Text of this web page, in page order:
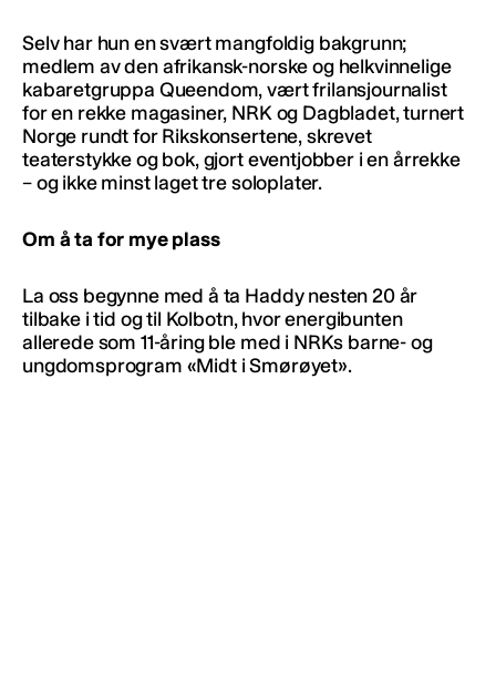
Selv har hun en svært mangfoldig bakgrunn;
medlem av den afrikansk-norske og helkvinnelige
kabaretgruppa Queendom, vært frilansjournalist
for en rekke magasiner, NRK og Dagbladet, turnert
Norge rundt for Rikskonsertene, skrevet
teaterstykke og bok, gjort eventjobber i en årrekke
– og ikke minst laget tre soloplater.
Om å ta for mye plass
La oss begynne med å ta Haddy nesten 20 år
tilbake i tid og til Kolbotn, hvor energibunten
allerede som 11-åring ble med i NRKs barne- og
ungdomsprogram «Midt i Smørøyet».